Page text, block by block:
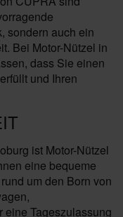
sondern auch ein
Bei Motor-Nützel in
dass Sie einen
und Ihren
ist Motor-Nützel
eine bequeme
um den Born von
eine Tageszulassung